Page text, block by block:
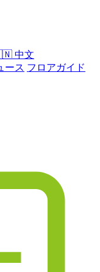
中文
ース フロアガイド